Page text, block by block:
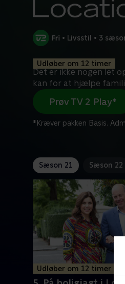
• Livsstil • 3
Udløber om 12 timer
Det er ikke nogen let
kan for at hjælpe
Prøv TV 2 Play*
*Kræver pakken Basis.
Sæson 21 Sæson 22
Udløber om 12 timer